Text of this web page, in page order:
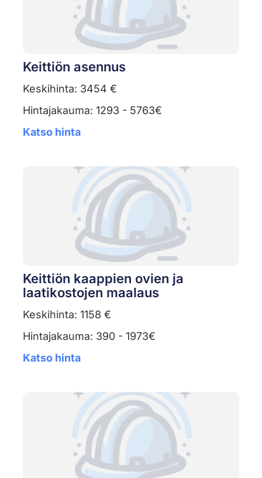
Keittiön asennus
Keskihinta: 3454 €
Hintajakauma: 1293 - 5763€
Katso hinta
Keittiön kaappien ovien ja
laatikostojen maalaus
Keskihinta: 1158 €
Hintajakauma: 390 - 1973€
Katso hinta